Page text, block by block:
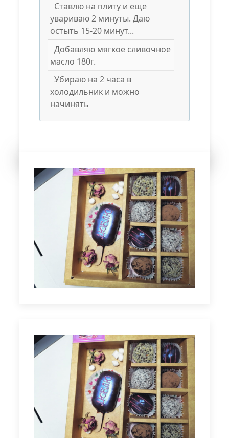
Ставлю на плиту и еще
увариваю 2 минуты. Даю
остыть 15-20 минут...
Добавляю мягкое сливочное
масло 180г.
Убираю на 2 часа в
холодильник и можно
начинять